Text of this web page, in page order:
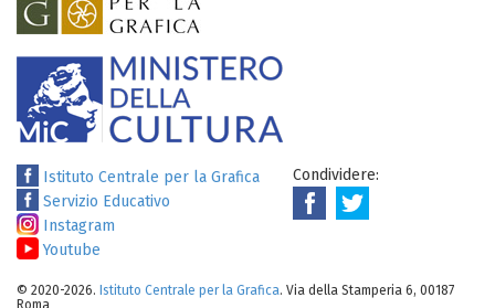
Istituto Centrale per la Grafica
Servizio Educativo
Instagram
Youtube
Condividere:
© 2020-2026. Istituto Centrale per la Grafica. Via della Stamperia 6, 00187
Roma